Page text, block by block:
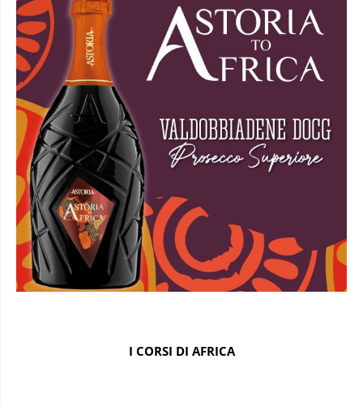
I CORSI DI AFRICA